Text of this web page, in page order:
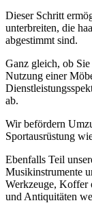
Dieser Schritt
unterbreiten, die
abgestimmt sind.
Ganz gleich, ob
Nutzung einer
ab.
Wir befördern
Sportausrüstung
Ebenfalls Teil
Musikinstrumente
Werkzeuge, Koffer
und Antiquitäten